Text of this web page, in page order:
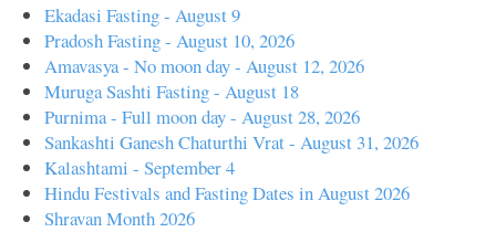
Ekadasi Fasting - August 9
Pradosh Fasting - August 10, 2026
Amavasya - No moon day - August 12, 2026
Muruga Sashti Fasting - August 18
Purnima - Full moon day - August 28, 2026
Sankashti Ganesh Chaturthi Vrat - August 31, 2026
Kalashtami - September 4
Hindu Festivals and Fasting Dates in August 2026
Shravan Month 2026